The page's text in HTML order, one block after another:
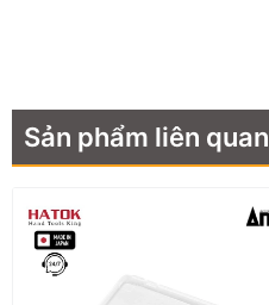
Sản phẩm liên quan